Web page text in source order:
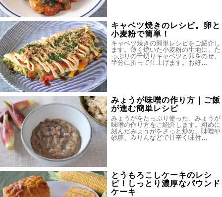
キャベツ焼きのレシピ。卵と
小麦粉で簡単！
キャベツ焼きの簡単レシピをご紹介し
ます。薄く焼いた小麦粉の生地に、た
っぷりの千切りキャベツと卵をのせ、
半分に折って仕上げます。お好…
みょうが味噌の作り方｜ご飯
が進む簡単レシピ
みょうがをたっぷり使った、みょうが
味噌の作り方をご紹介します。粗めに
刻んだみょうがをさっと炒め、味噌や
砂糖、みりんなどで甘辛く味付…
とうもろこしケーキのレシ
ピ！しっとり濃厚なパウンド
ケーキ